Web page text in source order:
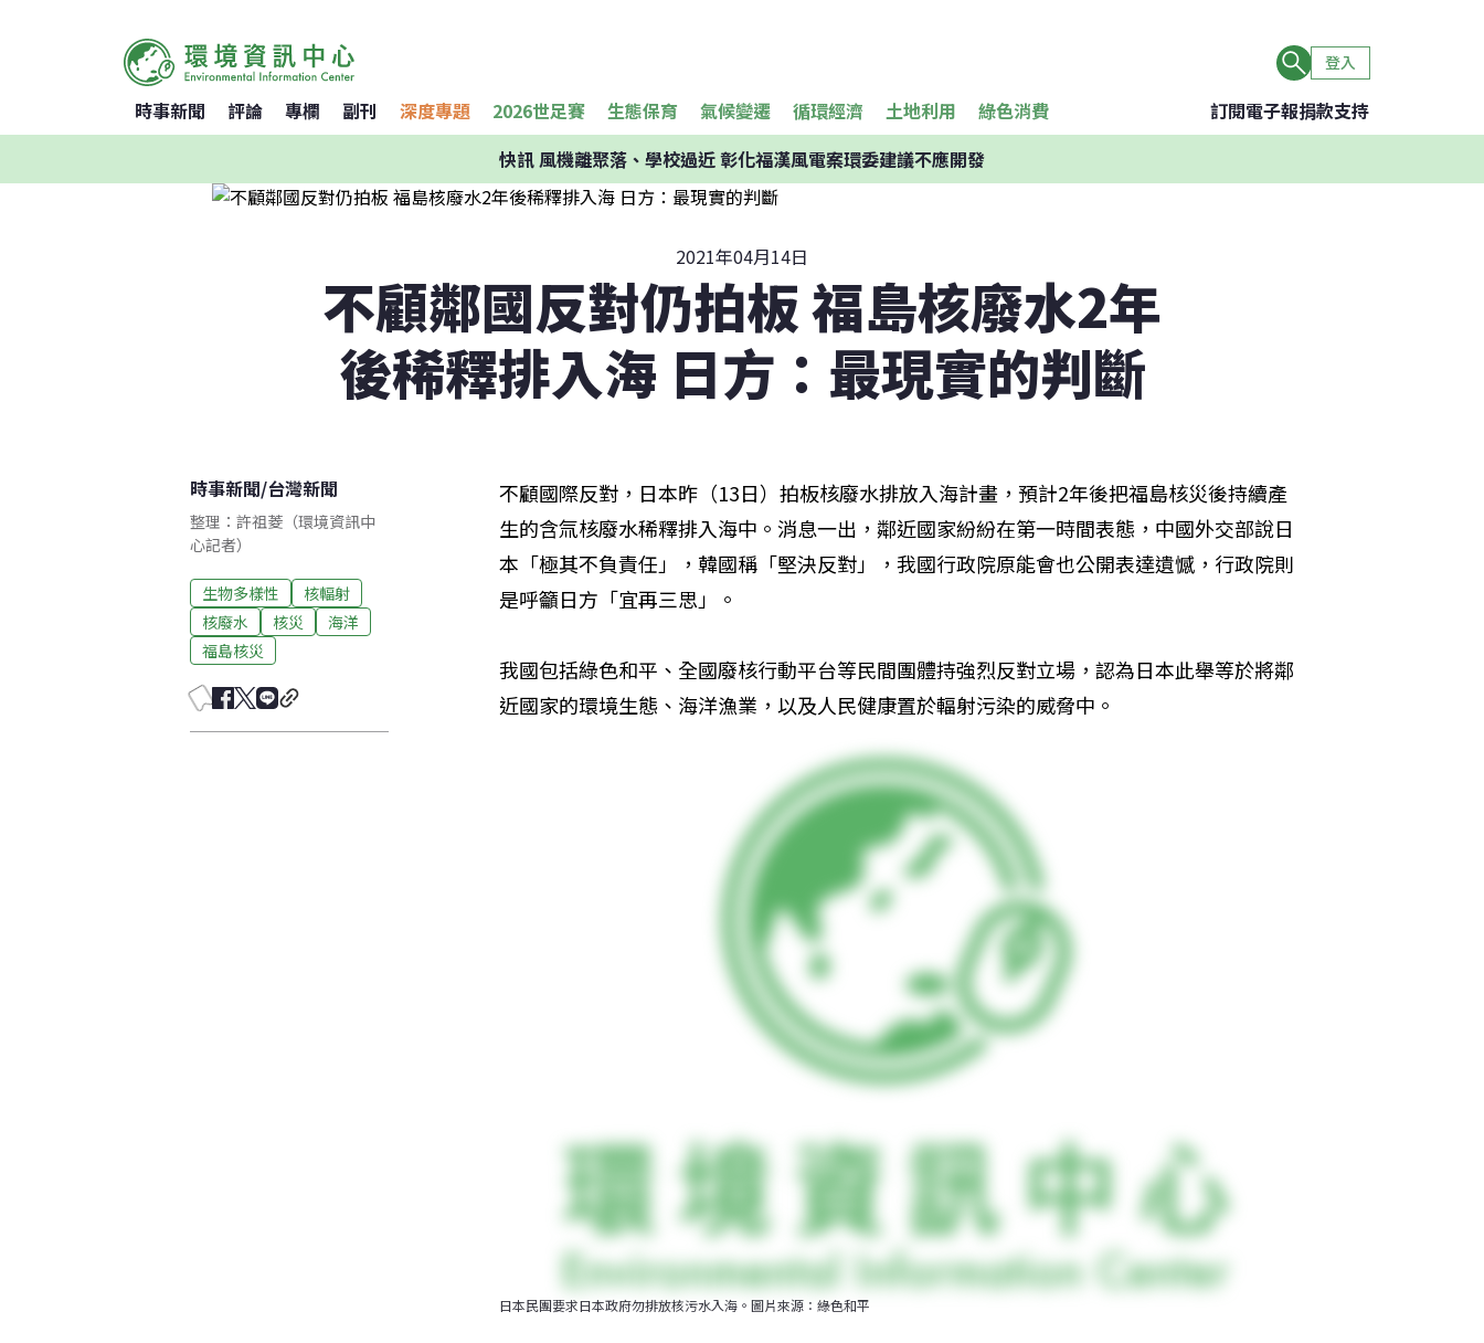
登入
時事新聞 評論 專欄 副刊 深度專題 2026世足賽 生態保育 氣候變遷 循環經濟 土地利用 綠色消費 訂閱電子報捐款支持
快訊風機離聚落、學校過近 彰化福漢風電案環委建議不應開發
2021年04月14日
不顧鄰國反對仍拍板 福島核廢水2年
後稀釋排入海 日方：最現實的判斷
時事新聞/台灣新聞
整理：許祖菱（環境資訊中
心記者）
生物多樣性
核輻射
核廢水
核災
海洋
福島核災
不顧國際反對，日本昨（13日）拍板核廢水排放入海計畫，預計2年後把福島核災後持續產
生的含氚核廢水稀釋排入海中。消息一出，鄰近國家紛紛在第一時間表態，中國外交部說日
本「極其不負責任」，韓國稱「堅決反對」，我國行政院原能會也公開表達遺憾，行政院則
是呼籲日方「宜再三思」。
我國包括綠色和平、全國廢核行動平台等民間團體持強烈反對立場，認為日本此舉等於將鄰
近國家的環境生態、海洋漁業，以及人民健康置於輻射污染的威脅中。
日本民團要求日本政府勿排放核污水入海。圖片來源：綠色和平